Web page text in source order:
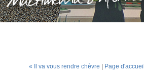
« Il va vous rendre chèvre Page d'accueil